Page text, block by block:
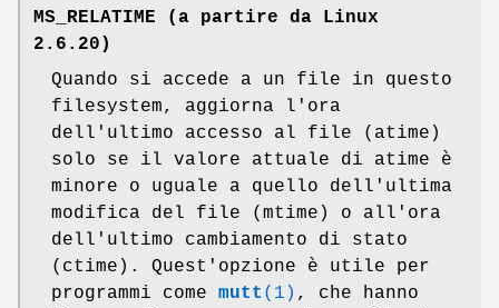
MS_RELATIME (a partire da Linux
2.6.20)
Quando si accede a un file in questo
filesystem, aggiorna l'ora
dell'ultimo accesso al file (atime)
solo se il valore attuale di atime è
minore o uguale a quello dell'ultima
modifica del file (mtime) o all'ora
dell'ultimo cambiamento di stato
(ctime). Quest'opzione è utile per
programmi come mutt (1) , che hanno